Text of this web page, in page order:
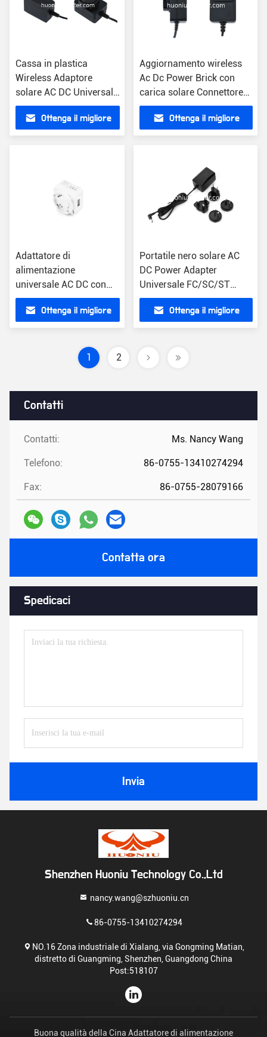
Contatti
Contatti: Ms. Nancy Wang
Telefono: 86-0755-13410274294
Fax: 86-0755-28079166
Contatta ora
Spedicaci
Invia
Cassa in plastica
Wireless Adaptore
solare AC DC Universal
Plug Charger Regno
Unito UE Stati Uniti
Ottenga il migliore
Aggiornamento wireless
Ac Dc Power Brick con
carica solare Connettore
nero FC/SC/ST 1
campione gratuito
Ottenga il migliore
Adattatore di
alimentazione
universale AC DC con
spine UE/US/UK/AU
Cassa in plastica
leggera 0.2 libbre
Ottenga il migliore
Portatile nero solare AC
DC Power Adapter
Universale FC/SC/ST
connettore leggero 0.2
libbre
Ottenga il migliore
1 2
Shenzhen Huoniu Technology Co.,Ltd
nancy.wang@szhuoniu.cn
86-0755-13410274294
NO.16 Zona industriale di Xialang, via Gongming Matian,
distretto di Guangming, Shenzhen, Guangdong China
Post:518107
Buona qualità della Cina Adattatore di alimentazione